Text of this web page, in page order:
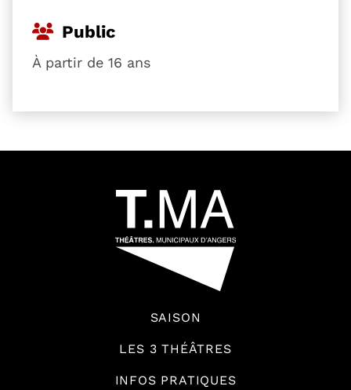
Public
À partir de 16 ans
SAISON
LES 3 THÉÂTRES
INFOS PRATIQUES